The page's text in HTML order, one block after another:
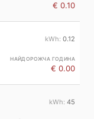
€ 0.10
0.12
€ 0.00
45